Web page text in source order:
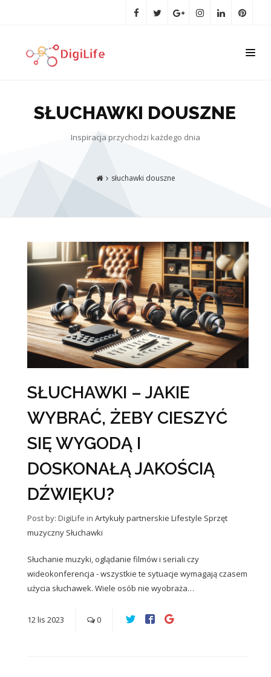
SŁUCHAWKI DOUSZNE
Inspiracja przychodzi każdego dnia
słuchawki douszne
SŁUCHAWKI – JAKIE
WYBRAĆ, ŻEBY CIESZYĆ
SIĘ WYGODĄ I
DOSKONAŁĄ JAKOŚCIĄ
DŹWIĘKU?
Post by: DigiLife in Artykuły partnerskie Lifestyle Sprzęt
muzyczny Słuchawki
Słuchanie muzyki, oglądanie filmów i seriali czy
wideokonferencja - wszystkie te sytuacje wymagają czasem
użycia słuchawek. Wiele osób nie wyobraża…
12lis 2023 0